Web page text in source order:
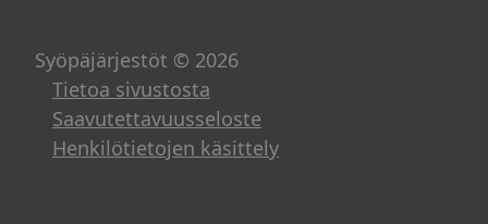
Syöpäjärjestöt © 2026
Tietoa sivustosta
Saavutettavuusseloste
Henkilötietojen käsittely